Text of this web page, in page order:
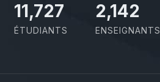
11,727
ÉTUDIANTS
2,142
ENSEIGNANTS